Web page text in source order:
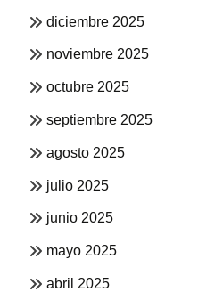
diciembre 2025
noviembre 2025
octubre 2025
septiembre 2025
agosto 2025
julio 2025
junio 2025
mayo 2025
abril 2025